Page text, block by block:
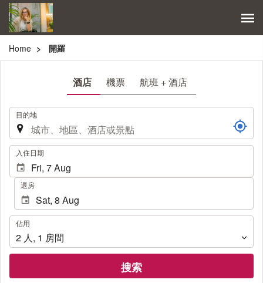
Home 開羅
酒店 機票 航班 + 酒店
. 目的地
. 入住日期
退房
佔
用
佔用
2 人, 1 房間
搜索